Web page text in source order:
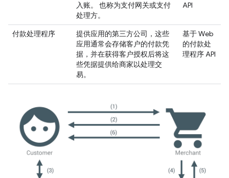
入账。 也称为支付网关或支付
处理方。
API
付款处理程序
提供应用的第三方公司，这些
应用通常会存储客户的付款凭
据，并在获得客户授权后将这
些凭据提供给商家以处理交
易。
基于 Web
的付款处
理程序 API